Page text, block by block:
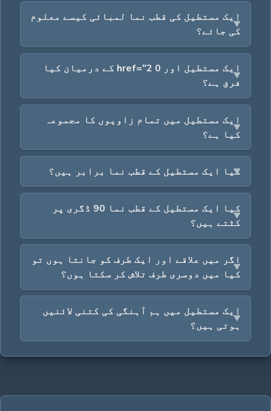
ایک مستطیل کی قطب نما لمبائی کیسے معلوم
کی جائے؟
ایک مستطیل اور 0 href="2 کے درمیان کیا
فرق ہے؟
ایک مستطیل میں تمام زاویوں کا مجموعہ
کیا ہے؟
کیا ایک مستطیل کے قطب نما برابر ہیں؟
کیا ایک مستطیل کے قطب نما 90 ڈگری پر
کٹتے ہیں؟
اگر میں علاقے اور ایک طرف کو جانتا ہوں تو
کیا میں دوسری طرف تلاش کر سکتا ہوں؟
ایک مستطیل میں ہم آہنگی کی کتنی لائنیں
ہوتی ہیں؟